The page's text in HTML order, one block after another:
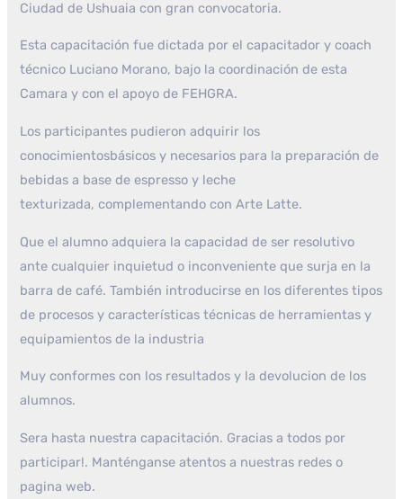
Ciudad de Ushuaia con gran convocatoria.
Esta capacitación fue dictada por el capacitador y coach
técnico Luciano Morano, bajo la coordinación de esta
Camara y con el apoyo de FEHGRA.
Los participantes pudieron adquirir los
conocimientosbásicos y necesarios para la preparación de
bebidas a base de espresso y leche
texturizada, complementando con Arte Latte.
Que el alumno adquiera la capacidad de ser resolutivo
ante cualquier inquietud o inconveniente que surja en la
barra de café. También introducirse en los diferentes tipos
de procesos y características técnicas de herramientas y
equipamientos de la industria
Muy conformes con los resultados y la devolucion de los
alumnos.
Sera hasta nuestra capacitación. Gracias a todos por
participar!. Manténganse atentos a nuestras redes o
pagina web.